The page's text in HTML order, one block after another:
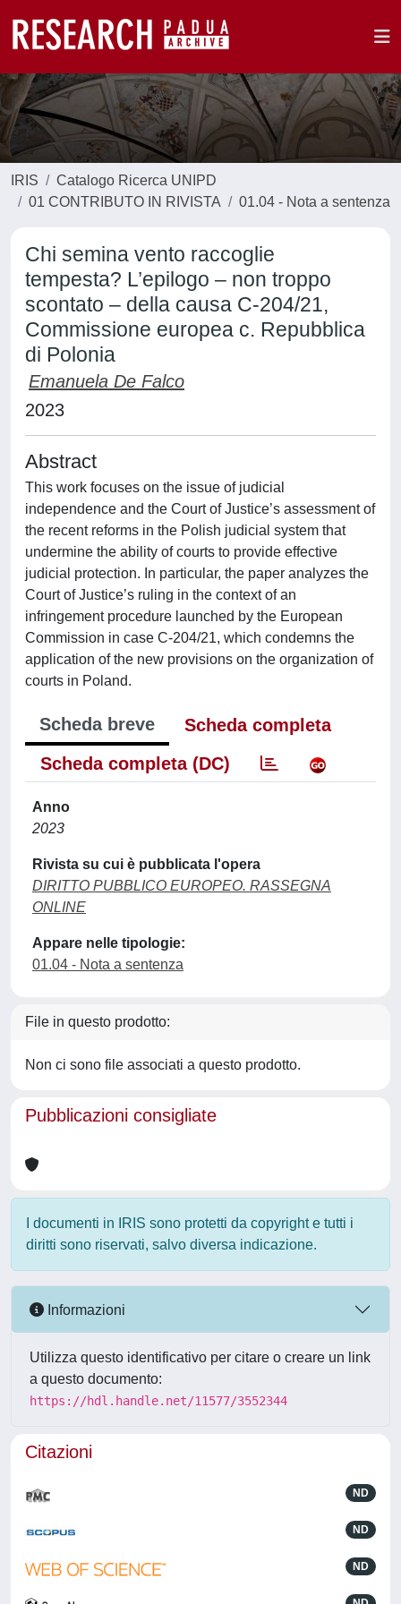
IRIS
Catalogo Ricerca UNIPD
01 CONTRIBUTO IN RIVISTA
01.04 - Nota a sentenza
Chi semina vento raccoglie
tempesta? L’epilogo – non troppo
scontato – della causa C-204/21,
Commissione europea c. Repubblica
di Polonia
Emanuela De Falco
2023
Abstract
This work focuses on the issue of judicial
independence and the Court of Justice’s assessment of
the recent reforms in the Polish judicial system that
undermine the ability of courts to provide effective
judicial protection. In particular, the paper analyzes the
Court of Justice’s ruling in the context of an
infringement procedure launched by the European
Commission in case C-204/21, which condemns the
application of the new provisions on the organization of
courts in Poland.
Scheda breve
Scheda completa
Scheda completa (DC)
Anno
2023
Rivista su cui è pubblicata l'opera
DIRITTO PUBBLICO EUROPEO. RASSEGNA
ONLINE
Appare nelle tipologie:
01.04 - Nota a sentenza
File in questo prodotto:
Non ci sono file associati a questo prodotto.
Pubblicazioni consigliate
I documenti in IRIS sono protetti da copyright e tutti i
diritti sono riservati, salvo diversa indicazione.
Informazioni
Utilizza questo identificativo per citare o creare un link
a questo documento:
https://hdl.handle.net/11577/3552344
Citazioni
ND
ND
ND